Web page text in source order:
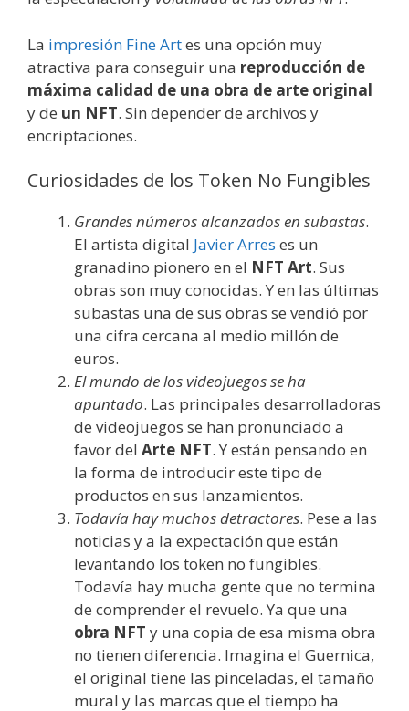
La impresión Fine Artes una opción muy
atractiva para conseguir una reproducción de
máxima calidad de una obra de arte original
y de un NFT. Sin depender de archivos y
encriptaciones.
Curiosidades de los Token No Fungibles
Grandes números alcanzados en subastas.
El artista digital Javier Arres es un
granadino pionero en el NFT Art. Sus
obras son muy conocidas. Y en las últimas
subastas una de sus obras se vendió por
una cifra cercana al medio millón de
euros.
El mundo de los videojuegos se ha
apuntado. Las principales desarrolladoras
de videojuegos se han pronunciado a
favor del Arte NFT. Y están pensando en
la forma de introducir este tipo de
productos en sus lanzamientos.
Todavía hay muchos detractores. Pese a las
noticias y a la expectación que están
levantando los token no fungibles.
Todavía hay mucha gente que no termina
de comprender el revuelo. Ya que una
obra NFT y una copia de esa misma obra
no tienen diferencia. Imagina el Guernica,
el original tiene las pinceladas, el tamaño
mural y las marcas que el tiempo ha